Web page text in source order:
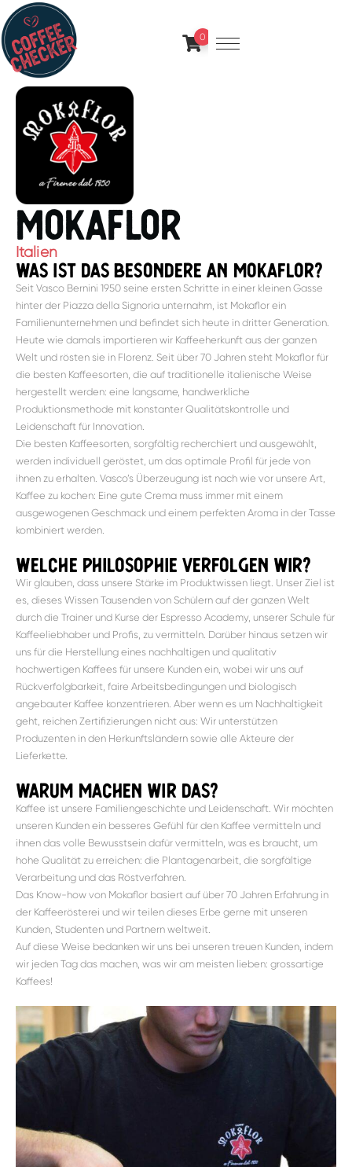
0
mokaflor
Italien
was ist das besondere an mokaflor?
Seit Vasco Bernini 1950 seine ersten Schritte in einer kleinen Gasse
hinter der Piazza della Signoria unternahm, ist Mokaflor ein
Familienunternehmen und befindet sich heute in dritter Generation.
Heute wie damals importieren wir Kaffeeherkunft aus der ganzen
Welt und rösten sie in Florenz. Seit über 70 Jahren steht Mokaflor für
die besten Kaffeesorten, die auf traditionelle italienische Weise
hergestellt werden: eine langsame, handwerkliche
Produktionsmethode mit konstanter Qualitätskontrolle und
Leidenschaft für Innovation.
Die besten Kaffeesorten, sorgfältig recherchiert und ausgewählt,
werden individuell geröstet, um das optimale Profil für jede von
ihnen zu erhalten. Vasco’s Überzeugung ist nach wie vor unsere Art,
Kaffee zu kochen: Eine gute Crema muss immer mit einem
ausgewogenen Geschmack und einem perfekten Aroma in der Tasse
kombiniert werden.
welche philosophie verfolgen wir?
Wir glauben, dass unsere Stärke im Produktwissen liegt. Unser Ziel ist
es, dieses Wissen Tausenden von Schülern auf der ganzen Welt
durch die Trainer und Kurse der Espresso Academy, unserer Schule für
Kaffeeliebhaber und Profis, zu vermitteln. Darüber hinaus setzen wir
uns für die Herstellung eines nachhaltigen und qualitativ
hochwertigen Kaffees für unsere Kunden ein, wobei wir uns auf
Rückverfolgbarkeit, faire Arbeitsbedingungen und biologisch
angebauter Kaffee konzentrieren. Aber wenn es um Nachhaltigkeit
geht, reichen Zertifizierungen nicht aus: Wir unterstützen
Produzenten in den Herkunftsländern sowie alle Akteure der
Lieferkette.
warum machen wir das?
Kaffee ist unsere Familiengeschichte und Leidenschaft. Wir möchten
unseren Kunden ein besseres Gefühl für den Kaffee vermitteln und
ihnen das volle Bewusstsein dafür vermitteln, was es braucht, um
hohe Qualität zu erreichen: die Plantagenarbeit, die sorgfältige
Verarbeitung und das Röstverfahren.
Das Know-how von Mokaflor basiert auf über 70 Jahren Erfahrung in
der Kaffeerösterei und wir teilen dieses Erbe gerne mit unseren
Kunden, Studenten und Partnern weltweit.
Auf diese Weise bedanken wir uns bei unseren treuen Kunden, indem
wir jeden Tag das machen, was wir am meisten lieben: grossartige
Kaffees!